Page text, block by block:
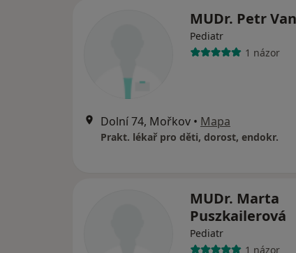
MUDr. Petr
Pediatr
1 názor
Dolní 74, Mořkov • Mapa
Prakt. lékař pro děti, dorost, endokr.
MUDr. Marta
Puszkailerová
Pediatr
1 názor